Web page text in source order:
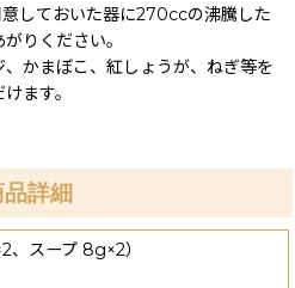
しておいた器に270ccの沸騰した
りください。
かまぼこ、紅しょうが、ねぎ等を
ます。
品詳細
スープ 8g×2）